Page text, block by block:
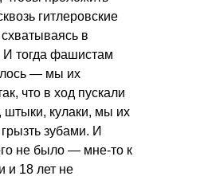
гитлеровские
в
тогда фашистам
— мы их
что в ход пускали
штыки, кулаки, мы их
зубами. И
не было — мне-то к
и 18 лет не